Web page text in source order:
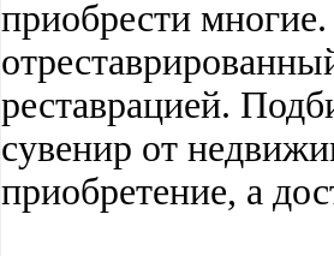
приобрести
реставрацией.
сувенир от
приобретение, а